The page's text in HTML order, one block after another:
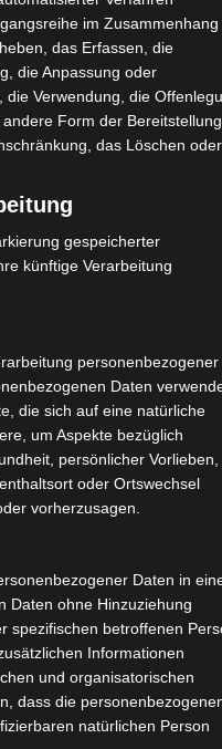
im Zusammenhang
das Erfassen, die
die Anpassung oder
Verwendung, die
Form der Bereitstellung,
das Löschen oder
gespeicherter
künftige Verarbeitung
personenbezogener
Daten
die sich auf eine natürliche
um Aspekte bezüglich
persönlicher Vorlieben,
oder Ortswechsel
vorherzusagen.
Daten in
Daten ohne Hinzuziehung
spezifischen betroffenen
Informationen
und organisatorischen
dass die
natürlichen Person